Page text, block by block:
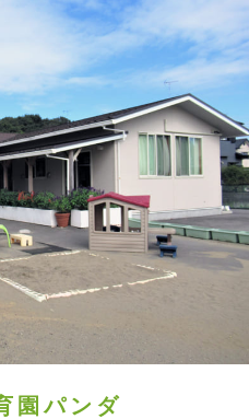
園パンダ